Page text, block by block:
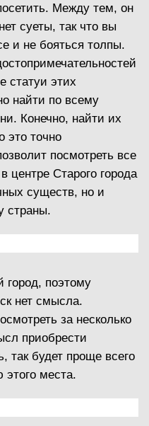
Между тем, он
суеты, так что вы
и не бояться толпы.
статуи этих
найти по всему
Конечно, найти их
это точно
посмотреть все
центре Старого города
существ, но и
страны.
город, поэтому
нет смысла.
за несколько
приобрести
так будет проще всего
места.